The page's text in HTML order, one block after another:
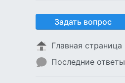
Задать вопрос
Главная страница
Последние ответы